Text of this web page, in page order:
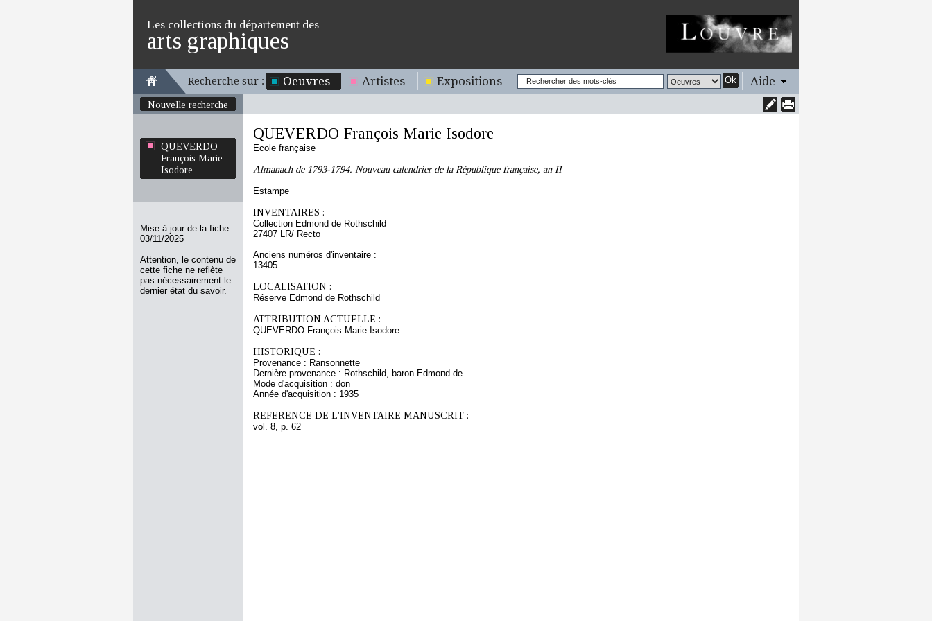
Les collections du département des
arts graphiques
Recherche sur : Oeuvres Artistes Expositions Ok Aide
Nouvelle recherche
QUEVERDO
François Marie
Isodore
Mise à jour de la fiche
03/11/2025
Attention, le contenu de
cette fiche ne reflète
pas nécessairement le
dernier état du savoir.
QUEVERDO François Marie Isodore
Ecole française
Almanach de 1793-1794. Nouveau calendrier de la République française, an II
Estampe
INVENTAIRES :
Collection Edmond de Rothschild
27407 LR/ Recto
Anciens numéros d'inventaire :
13405
LOCALISATION :
Réserve Edmond de Rothschild
ATTRIBUTION ACTUELLE :
QUEVERDO François Marie Isodore
HISTORIQUE :
Provenance : Ransonnette
Dernière provenance : Rothschild, baron Edmond de
Mode d'acquisition : don
Année d'acquisition : 1935
REFERENCE DE L'INVENTAIRE MANUSCRIT :
vol. 8, p. 62